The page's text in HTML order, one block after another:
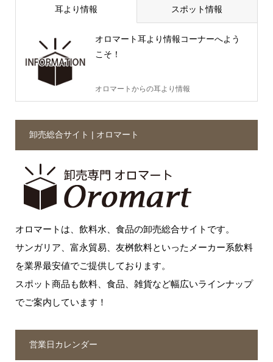
耳より情報 スポット情報
オロマート耳より情報コーナーへよう
こそ！
オロマートからの耳より情報
卸売総合サイト | オロマート
オロマートは、飲料水、食品の卸売総合サイトです。
サンガリア、富永貿易、友桝飲料といったメーカー系飲料
を業界最安値でご提供しております。
スポット商品も飲料、食品、雑貨など幅広いラインナップ
でご案内しています！
営業日カレンダー